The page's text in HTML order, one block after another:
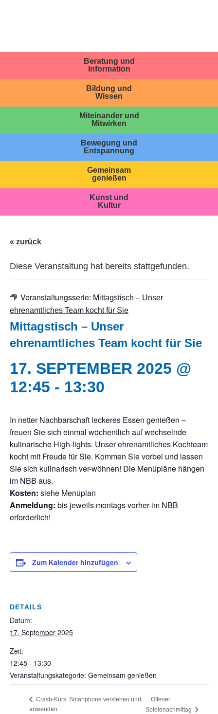
Beratung und
Information
Bildung und
Wissen
Miteinander und
Mitwirken
Bewegung und
Entspannung
Gemeinsam
genießen
Kunst und
Kultur
« zurück
Diese Veranstaltung hat bereits stattgefunden.
Veranstaltungsserie: Mittagstisch – Unser
ehrenamtliches Team kocht für Sie
Mittagstisch – Unser
ehrenamtliches Team kocht für Sie
17. SEPTEMBER 2025 @
12:45 - 13:30
In netter Nachbarschaft leckeres Essen genießen –
freuen Sie sich einmal wöchentlich auf wechselnde
kulinarische High-lights. Unser ehrenamtliches Kochteam
kocht mit Freude für Sie. Kommen Sie vorbei und lassen
Sie sich kulinarisch ver-wöhnen! Die Menüpläne hängen
im NBB aus.
Kosten: siehe Menüplan
Anmeldung: bis jeweils montags vorher im NBB
erforderlich!
Zum Kalender hinzufügen
DETAILS
Datum:
17. September 2025
Zeit:
12:45 - 13:30
Veranstaltungskategorie: Gemeinsam genießen
Crash-Kurs: Smartphone verstehen und
anwenden
Offener
Spielenachmittag